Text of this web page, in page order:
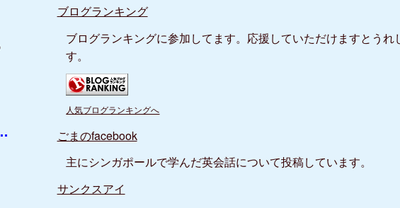
ブログランキング
ブログランキングに参加してます。応援していただけますとうれ
す。
人気ブログランキングへ
ごまのfacebook
主にシンガポールで学んだ英会話について投稿しています。
サンクスアイ